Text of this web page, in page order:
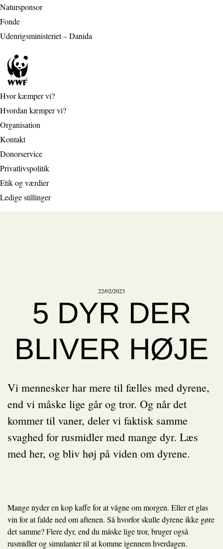
Natursponsor
Fonde
Udenrigsministeriet – Danida
Hvor kæmper vi?
Hvordan kæmper vi?
Organisation
Kontakt
Donorservice
Privatlivspolitik
Etik og værdier
Ledige stillinger
22/02/2023
5 DYR DER
BLIVER HØJE
Vi mennesker har mere til fælles med dyrene,
end vi måske lige går og tror. Og når det
kommer til vaner, deler vi faktisk samme
svaghed for rusmidler med mange dyr. Læs
med her, og bliv høj på viden om dyrene.
Mange nyder en kop kaffe for at vågne om morgen. Eller et glas
vin for at falde ned om aftenen. Så hvorfor skulle dyrene ikke gøre
det samme? Flere dyr, end du måske lige tror, bruger også
rusmidler og simulanter til at komme igennem hverdagen.